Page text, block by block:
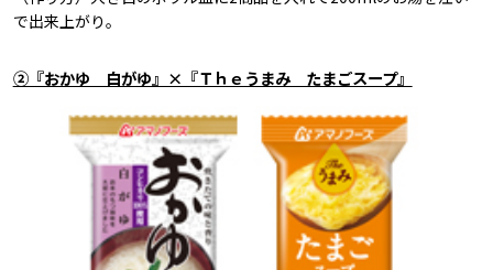
で出来上がり。
②『おかゆ 白がゆ』×『Ｔｈｅうまみ たまごスープ』